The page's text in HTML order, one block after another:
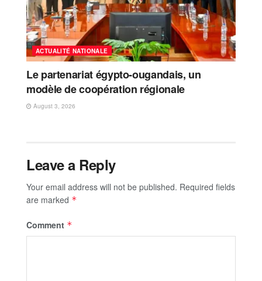
ACTUALITÉ NATIONALE
Le partenariat égypto-ougandais, un
modèle de coopération régionale
August 3, 2026
Leave a Reply
Your email address will not be published. Required fields
are marked *
Comment *